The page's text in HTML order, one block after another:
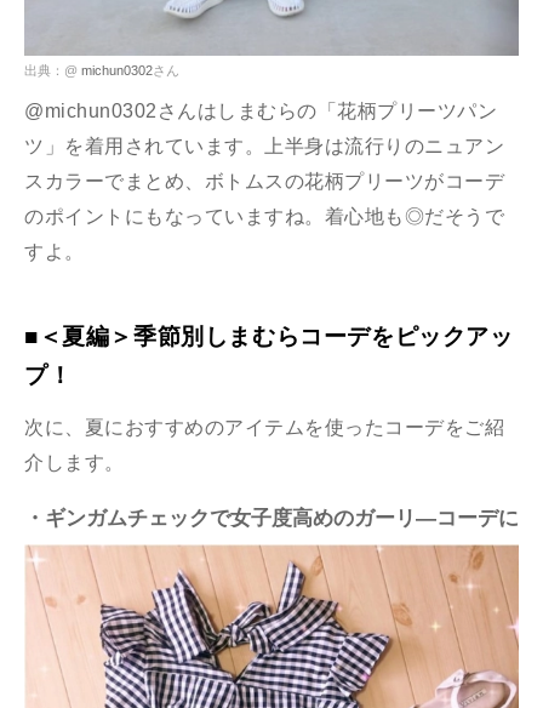
出典：@ michun0302さん
@michun0302さんはしまむらの「花柄プリーツパン
ツ」を着用されています。上半身は流行りのニュアン
スカラーでまとめ、ボトムスの花柄プリーツがコーデ
のポイントにもなっていますね。着心地も◎だそうで
すよ。
■＜夏編＞季節別しまむらコーデをピックアッ
プ！
次に、夏におすすめのアイテムを使ったコーデをご紹
介します。
・ギンガムチェックで女子度高めのガーリ―コーデに